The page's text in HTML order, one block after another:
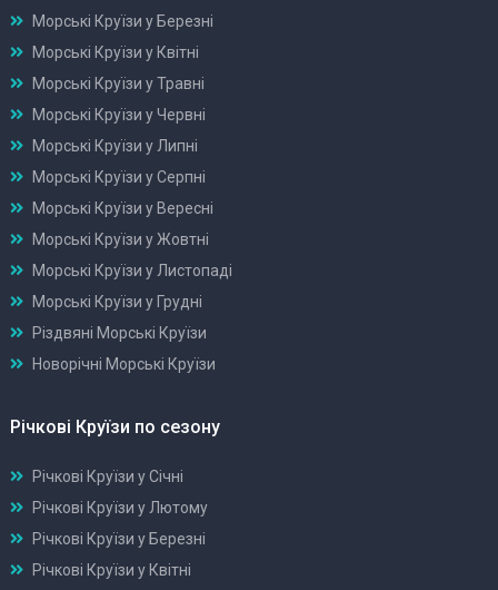
Морські Круїзи у Березні
Морські Круїзи у Квітні
Морські Круїзи у Травні
Морські Круїзи у Червні
Морські Круїзи у Липні
Морські Круїзи у Серпні
Морські Круїзи у Вересні
Морські Круїзи у Жовтні
Морські Круїзи у Листопаді
Морські Круїзи у Грудні
Різдвяні Морські Круїзи
Новорічні Морські Круїзи
Річкові Круїзи по сезону
Річкові Круїзи у Січні
Річкові Круїзи у Лютому
Річкові Круїзи у Березні
Річкові Круїзи у Квітні